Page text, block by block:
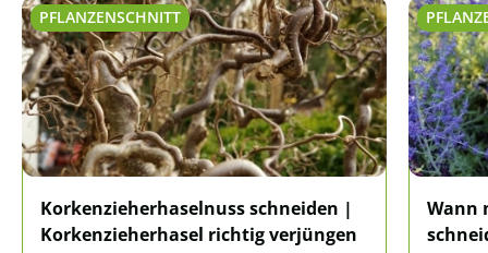
PFLANZENSCHNITT
Korkenzieherhaselnuss schneiden |
Korkenzieherhasel richtig verjüngen
Wann